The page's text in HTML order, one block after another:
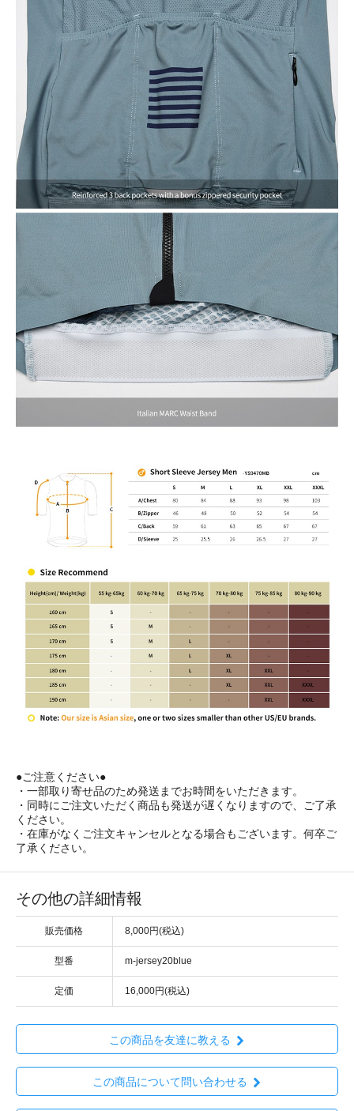
●ご注意ください●
・一部取り寄せ品のため発送までお時間をいただきます。
・同時にご注文いただく商品も発送が遅くなりますので、ご了承
ください。
・在庫がなくご注文キャンセルとなる場合もございます。何卒ご
了承ください。
その他の詳細情報
販売価格 8,000円(税込)
型番 m-jersey20blue
定価 16,000円(税込)
この商品を友達に教える
この商品について問い合わせる